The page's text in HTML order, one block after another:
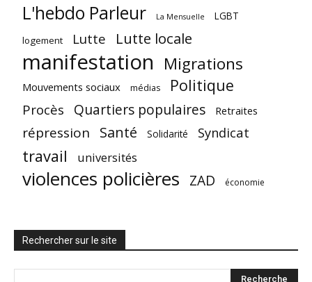
L'hebdo Parleur La Mensuelle
LGBT
logement
Lutte Lutte locale
manifestation Migrations
Mouvements sociaux médias Politique
Procès Quartiers populaires Retraites
répression Santé Solidarité Syndicat
travail universités
violences policières ZAD économie
Rechercher sur le site